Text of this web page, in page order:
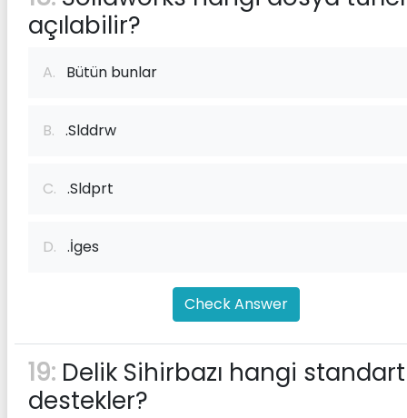
açılabilir?
A. Bütün bunlar
B. .Slddrw
C. .Sldprt
D. .İges
Check Answer
19: Delik Sihirbazı hangi
destekler?